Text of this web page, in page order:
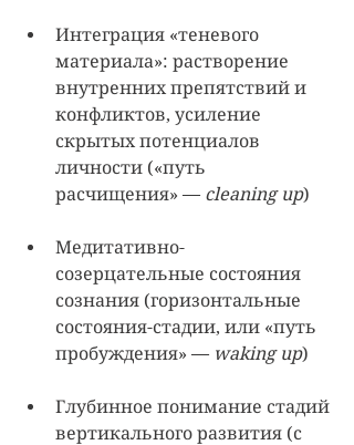
Интеграция «теневого
материала»: растворение
внутренних препятствий и
конфликтов, усиление
скрытых потенциалов
личности («путь
расчищения» — cleaning up)
Медитативно-
созерцательные состояния
сознания (горизонтальные
состояния-стадии, или «путь
пробуждения» — waking up)
Глубинное понимание стадий
вертикального развития (с